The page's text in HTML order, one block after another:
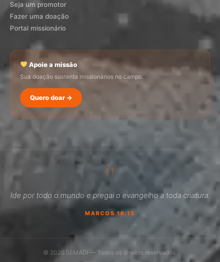
Seja um promotor
Fazer uma doação
Portal missionário
Apoie a missão
Sua doação sustenta missionários no campo.
Quero doar →
"
Ide por todo o mundo e pregai o evangelho a toda criatura.
MARCOS 16:15
© 2026 SEMADI — Todos os direitos reservados.
Como faço para doar?
Como ser um promotor?